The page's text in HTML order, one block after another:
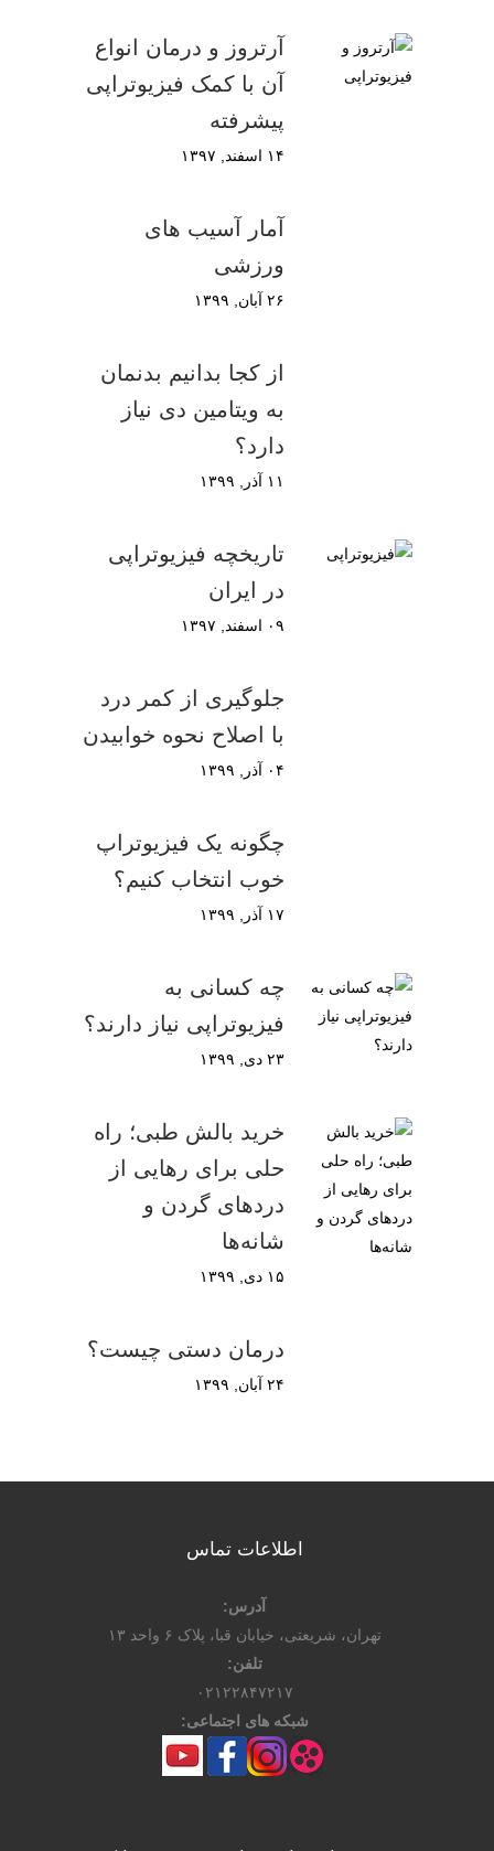
آرتروز و درمان انواع
آن با کمک فیزیوتراپی
پیشرفته
۱۴ اسفند, ۱۳۹۷
آمار آسیب های
ورزشی
۲۶ آبان, ۱۳۹۹
از کجا بدانیم بدنمان
به ویتامین دی نیاز
دارد؟
۱۱ آذر, ۱۳۹۹
تاریخچه فیزیوتراپی
در ایران
۰۹ اسفند, ۱۳۹۷
جلوگیری از کمر درد
با اصلاح نحوه خوابیدن
۰۴ آذر, ۱۳۹۹
چگونه یک فیزیوتراپ
خوب انتخاب کنیم؟
۱۷ آذر, ۱۳۹۹
چه کسانی به
فیزیوتراپی نیاز دارند؟
۲۳ دی, ۱۳۹۹
خرید بالش طبی؛ راه
حلی برای رهایی از
دردهای گردن و
شانه‌ها
۱۵ دی, ۱۳۹۹
درمان دستی چیست؟
۲۴ آبان, ۱۳۹۹
اطلاعات تماس
آدرس:
تهران، شریعتی، خیابان قبا، پلاک ۶ واحد ۱۳
تلفن:
۰۲۱۲۲۸۴۷۲۱۷
شبکه های اجتماعی: